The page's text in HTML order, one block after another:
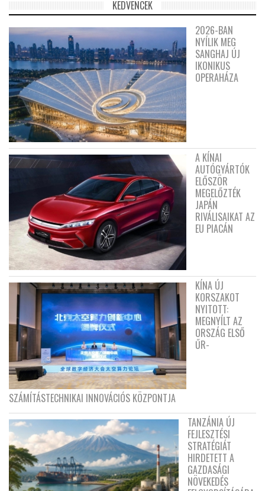
KEDVENCEK
2026-BAN
NYÍLIK MEG
SANGHAJ ÚJ
IKONIKUS
OPERAHÁZA
A KÍNAI
AUTÓGYÁRTÓK
ELŐSZÖR
MEGELŐZTÉK
JAPÁN
RIVÁLISAIKAT AZ
EU PIACÁN
KÍNA ÚJ
KORSZAKOT
NYITOTT:
MEGNYÍLT AZ
ORSZÁG ELSŐ
ŰR-
SZÁMÍTÁSTECHNIKAI INNOVÁCIÓS KÖZPONTJA
TANZÁNIA ÚJ
FEJLESZTÉSI
STRATÉGIÁT
HIRDETETT A
GAZDASÁGI
NÖVEKEDÉS